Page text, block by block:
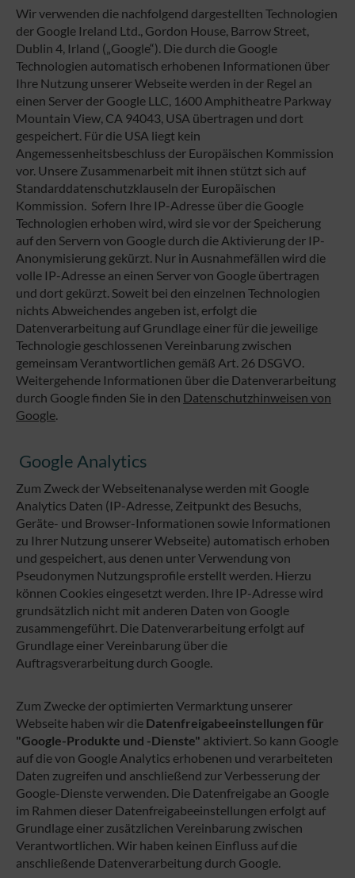
Wir verwenden die nachfolgend dargestellten Technologien
der Google Ireland Ltd., Gordon House, Barrow Street,
Dublin 4, Irland („Google“). Die durch die Google
Technologien automatisch erhobenen Informationen über
Ihre Nutzung unserer Webseite werden in der Regel an
einen Server der Google LLC, 1600 Amphitheatre Parkway
Mountain View, CA 94043, USA übertragen und dort
gespeichert. Für die USA liegt kein
Angemessenheitsbeschluss der Europäischen Kommission
vor. Unsere Zusammenarbeit mit ihnen stützt sich auf
Standarddatenschutzklauseln der Europäischen
Kommission. Sofern Ihre IP-Adresse über die Google
Technologien erhoben wird, wird sie vor der Speicherung
auf den Servern von Google durch die Aktivierung der IP-
Anonymisierung gekürzt. Nur in Ausnahmefällen wird die
volle IP-Adresse an einen Server von Google übertragen
und dort gekürzt. Soweit bei den einzelnen Technologien
nichts Abweichendes angeben ist, erfolgt die
Datenverarbeitung auf Grundlage einer für die jeweilige
Technologie geschlossenen Vereinbarung zwischen
gemeinsam Verantwortlichen gemäß Art. 26 DSGVO.
Weitergehende Informationen über die Datenverarbeitung
durch Google finden Sie in den Datenschutzhinweisen von
Google.
Google Analytics
Zum Zweck der Webseitenanalyse werden mit Google
Analytics Daten (IP-Adresse, Zeitpunkt des Besuchs,
Geräte- und Browser-Informationen sowie Informationen
zu Ihrer Nutzung unserer Webseite) automatisch erhoben
und gespeichert, aus denen unter Verwendung von
Pseudonymen Nutzungsprofile erstellt werden. Hierzu
können Cookies eingesetzt werden. Ihre IP-Adresse wird
grundsätzlich nicht mit anderen Daten von Google
zusammengeführt. Die Datenverarbeitung erfolgt auf
Grundlage einer Vereinbarung über die
Auftragsverarbeitung durch Google.
Zum Zwecke der optimierten Vermarktung unserer
Webseite haben wir die Datenfreigabeeinstellungen für
"Google-Produkte und -Dienste" aktiviert. So kann Google
auf die von Google Analytics erhobenen und verarbeiteten
Daten zugreifen und anschließend zur Verbesserung der
Google-Dienste verwenden. Die Datenfreigabe an Google
im Rahmen dieser Datenfreigabeeinstellungen erfolgt auf
Grundlage einer zusätzlichen Vereinbarung zwischen
Verantwortlichen. Wir haben keinen Einfluss auf die
anschließende Datenverarbeitung durch Google.